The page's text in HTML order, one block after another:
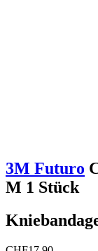
3M Futuro
M 1 Stück